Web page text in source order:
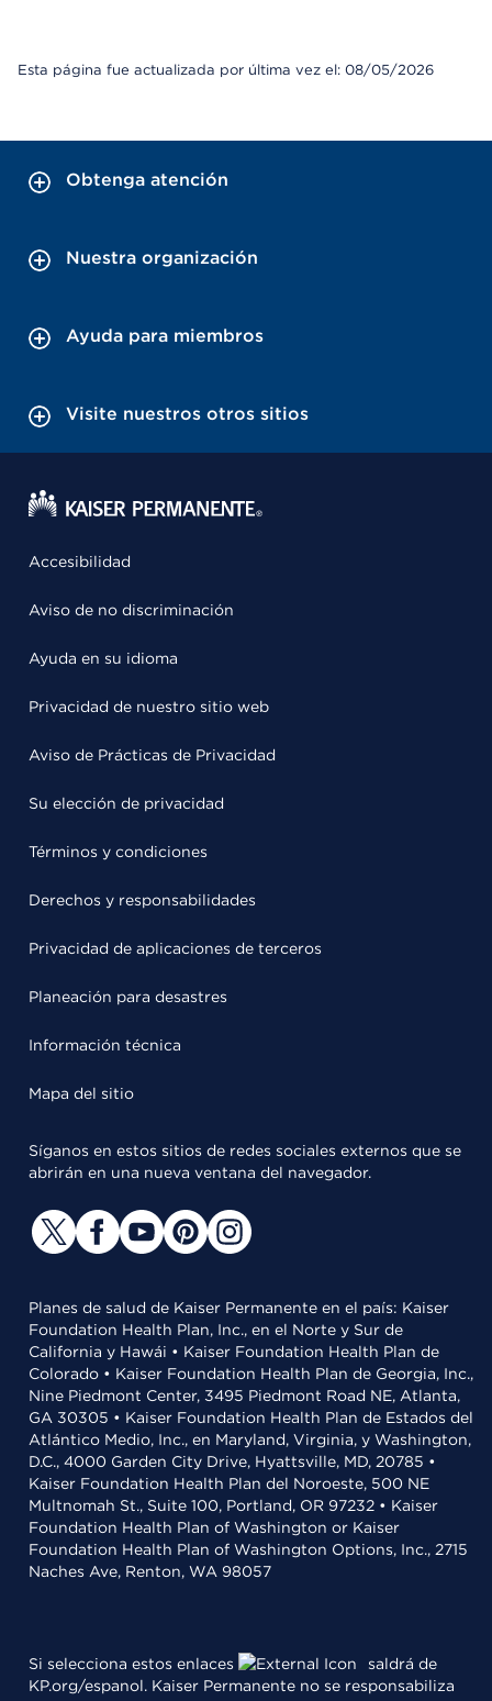
Esta página fue actualizada por última vez el: 08/05/2026
Obtenga atención
Nuestra organización
Ayuda para miembros
Visite nuestros otros sitios
Accesibilidad
Aviso de no discriminación
Ayuda en su idioma
Privacidad de nuestro sitio web
Aviso de Prácticas de Privacidad
Su elección de privacidad
Términos y condiciones
Derechos y responsabilidades
Privacidad de aplicaciones de terceros
Planeación para desastres
Información técnica
Mapa del sitio
Síganos en estos sitios de redes sociales externos que se
abrirán en una nueva ventana del navegador.
Planes de salud de Kaiser Permanente en el país: Kaiser
Foundation Health Plan, Inc., en el Norte y Sur de
California y Hawái • Kaiser Foundation Health Plan de
Colorado • Kaiser Foundation Health Plan de Georgia, Inc.,
Nine Piedmont Center, 3495 Piedmont Road NE, Atlanta,
GA 30305 • Kaiser Foundation Health Plan de Estados del
Atlántico Medio, Inc., en Maryland, Virginia, y Washington,
D.C., 4000 Garden City Drive, Hyattsville, MD, 20785 •
Kaiser Foundation Health Plan del Noroeste, 500 NE
Multnomah St., Suite 100, Portland, OR 97232 • Kaiser
Foundation Health Plan of Washington or Kaiser
Foundation Health Plan of Washington Options, Inc., 2715
Naches Ave, Renton, WA 98057
Si selecciona estos enlaces
saldrá de
KP.org/espanol. Kaiser Permanente no se responsabiliza